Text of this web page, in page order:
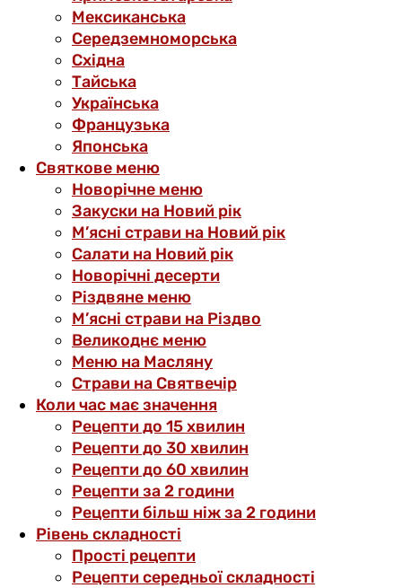
Мексиканська
Середземноморська
Східна
Тайська
Українська
Французька
Японська
Святкове меню
Новорічне меню
Закуски на Новий рік
М’ясні страви на Новий рік
Салати на Новий рік
Новорічні десерти
Різдвяне меню
М’ясні страви на Різдво
Великоднє меню
Меню на Масляну
Страви на Святвечір
Коли час має значення
Рецепти до 15 хвилин
Рецепти до 30 хвилин
Рецепти до 60 хвилин
Рецепти за 2 години
Рецепти більш ніж за 2 години
Рівень складності
Прості рецепти
Рецепти середньої складності